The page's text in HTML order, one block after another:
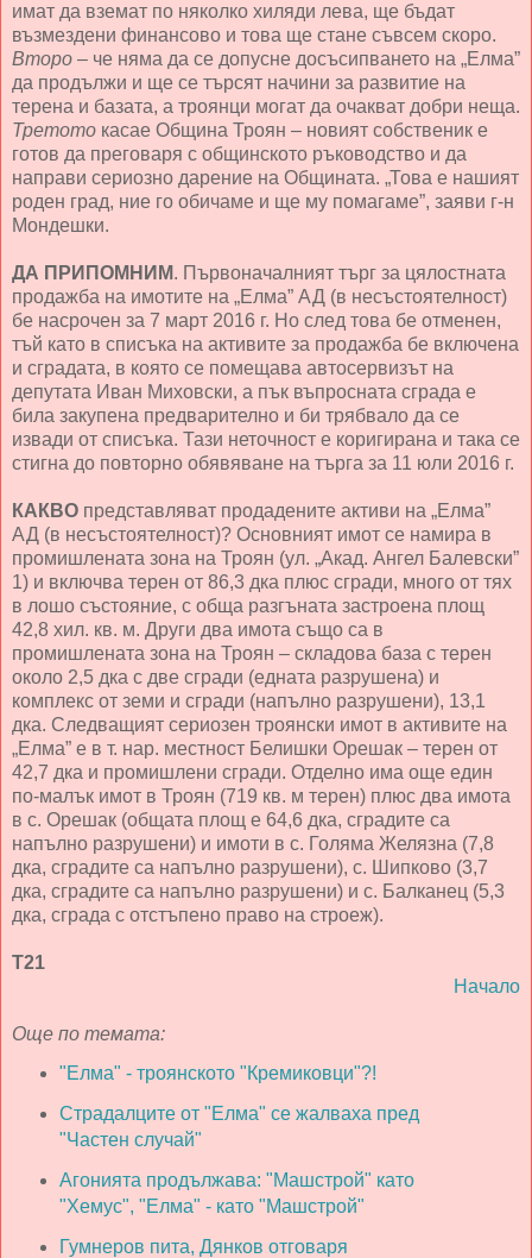
имат да вземат по няколко хиляди лева, ще бъдат
възмездени финансово и това ще стане съвсем скоро.
Второ – че няма да се допусне досъсипването на „Елма”
да продължи и ще се търсят начини за развитие на
терена и базата, а троянци могат да очакват добри неща.
Третото касае Община Троян – новият собственик е
готов да преговаря с общинското ръководство и да
направи сериозно дарение на Общината. „Това е нашият
роден град, ние го обичаме и ще му помагаме”, заяви г-н
Мондешки.
ДА ПРИПОМНИМ. Първоначалният търг за цялостната
продажба на имотите на „Елма” АД (в несъстоятелност)
бе насрочен за 7 март 2016 г. Но след това бе отменен,
тъй като в списъка на активите за продажба бе включена
и сградата, в която се помещава автосервизът на
депутата Иван Миховски, а пък въпросната сграда е
била закупена предварително и би трябвало да се
извади от списъка. Тази неточност е коригирана и така се
стигна до повторно обявяване на търга за 11 юли 2016 г.
КАКВО представляват продадените активи на „Елма”
АД (в несъстоятелност)? Основният имот се намира в
промишлената зона на Троян (ул. „Акад. Ангел Балевски”
1) и включва терен от 86,3 дка плюс сгради, много от тях
в лошо състояние, с обща разгъната застроена площ
42,8 хил. кв. м. Други два имота също са в
промишлената зона на Троян – складова база с терен
около 2,5 дка с две сгради (едната разрушена) и
комплекс от земи и сгради (напълно разрушени), 13,1
дка. Следващият сериозен троянски имот в активите на
„Елма” е в т. нар. местност Белишки Орешак – терен от
42,7 дка и промишлени сгради. Отделно има още един
по-малък имот в Троян (719 кв. м терен) плюс два имота
в с. Орешак (общата площ е 64,6 дка, сградите са
напълно разрушени) и имоти в с. Голяма Желязна (7,8
дка, сградите са напълно разрушени), с. Шипково (3,7
дка, сградите са напълно разрушени) и с. Балканец (5,3
дка, сграда с отстъпено право на строеж).
Т21
Начало
Още по темата:
"Елма" - троянското "Кремиковци"?!
Страдалците от "Елма" се жалваха пред
"Частен случай"
Агонията продължава: "Машстрой" като
"Хемус", "Елма" - като "Машстрой"
Гумнеров пита, Дянков отговаря